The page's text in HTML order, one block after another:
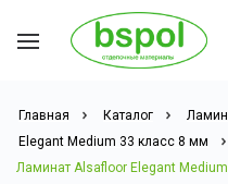
Главная Каталог
Elegant Medium 33 класс 8 мм
Ламинат Alsafloor Elegant